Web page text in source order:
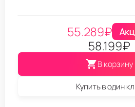
55.289₽
58.199₽
В корзину
Купить в один